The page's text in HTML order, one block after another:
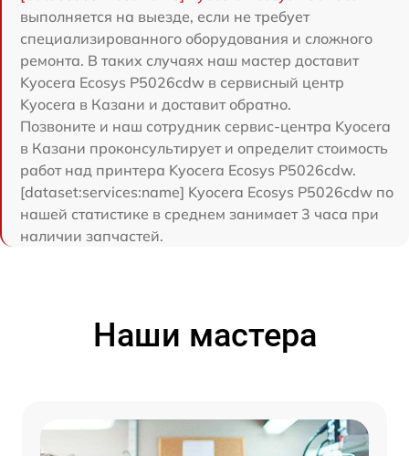
выполняется на выезде, если не требует
специализированного оборудования и сложного
ремонта. В таких случаях наш мастер доставит
Kyocera Ecosys P5026cdw в сервисный центр
Kyocera в Казани и доставит обратно.
Позвоните и наш сотрудник сервис-центра Kyocera
в Казани проконсультирует и определит стоимость
работ над принтера Kyocera Ecosys P5026cdw.
[dataset:services:name] Kyocera Ecosys P5026cdw по
нашей статистике в среднем занимает 3 часа при
наличии запчастей.
Наши мастера